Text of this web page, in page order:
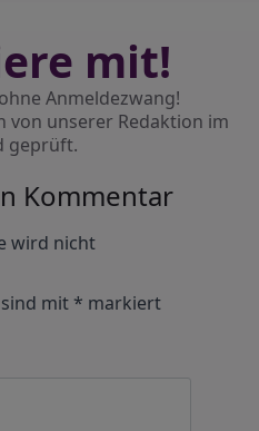
mit!
Anmeldezwang!
von unserer Redaktion im
geprüft.
Kommentar
wird nicht
mit* markiert